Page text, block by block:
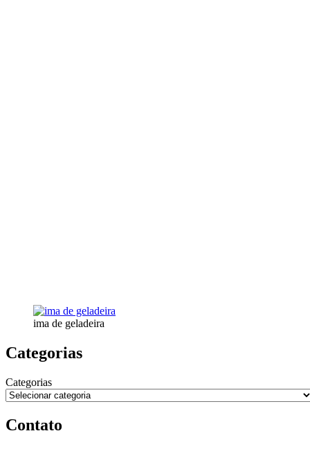
ima de geladeira
Categorias
Categorias
Contato